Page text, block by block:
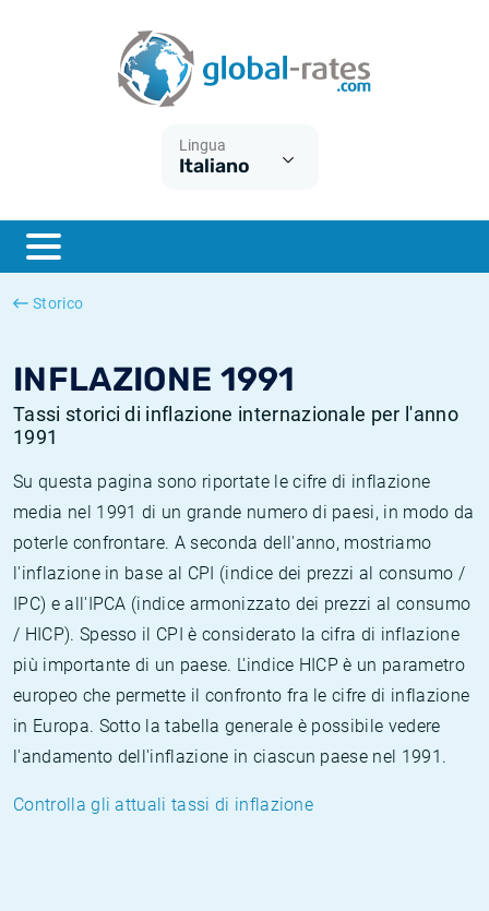
Lingua
Italiano
Storico
INFLAZIONE 1991
Tassi storici di inflazione internazionale per l'anno
1991
Su questa pagina sono riportate le cifre di inflazione
media nel 1991 di un grande numero di paesi, in modo da
poterle confrontare. A seconda dell'anno, mostriamo
l'inflazione in base al CPI (indice dei prezzi al consumo /
IPC) e all'IPCA (indice armonizzato dei prezzi al consumo
/ HICP). Spesso il CPI è considerato la cifra di inflazione
più importante di un paese. L'indice HICP è un parametro
europeo che permette il confronto fra le cifre di inflazione
in Europa. Sotto la tabella generale è possibile vedere
l'andamento dell'inflazione in ciascun paese nel 1991.
Controlla gli attuali tassi di inflazione
ESTER
SONIA
Cos'è l'inflazione CPI?
Cos'è l'inflazione HICP?
Inflazione Italia
Inflazione Stati Uniti
Tassi storici Euribor
Tassi storici di SONIA
Tassi storici di TONAR
Calcolatore dell’inflazione